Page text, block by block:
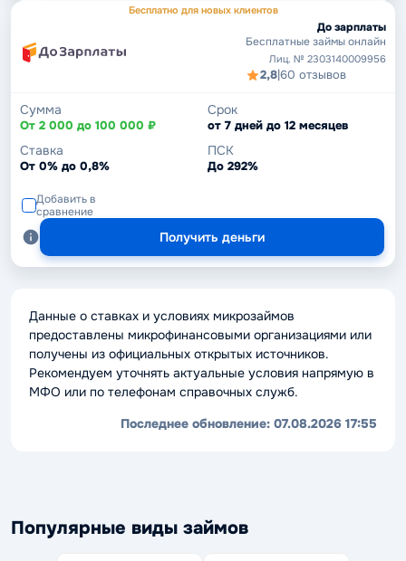
Бесплатно для новых клиентов
До зарплаты
Бесплатные займы онлайн
Лиц. № 2303140009956
2,8|60 отзывов
Сумма
От 2 000 до 100 000 ₽
Срок
от 7 дней до 12 месяцев
Ставка
От 0% до 0,8%
ПСК
До 292%
Добавить в
сравнение
Получить деньги
Данные о ставках и условиях микрозаймов
предоставлены микрофинансовыми организациями или
получены из официальных открытых источников.
Рекомендуем уточнять актуальные условия напрямую в
МФО или по телефонам справочных служб.
Последнее обновление: 07.08.2026 17:55
Популярные виды займов